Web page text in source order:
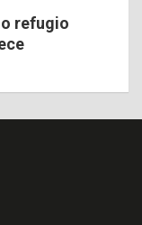
refugio